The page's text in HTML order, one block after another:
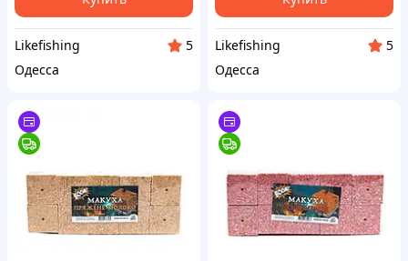
Likefishing
5
Одесса
Likefishing
5
Одесса